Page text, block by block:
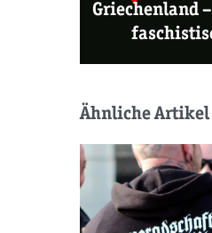
Griechenland
Ähnliche Artikel